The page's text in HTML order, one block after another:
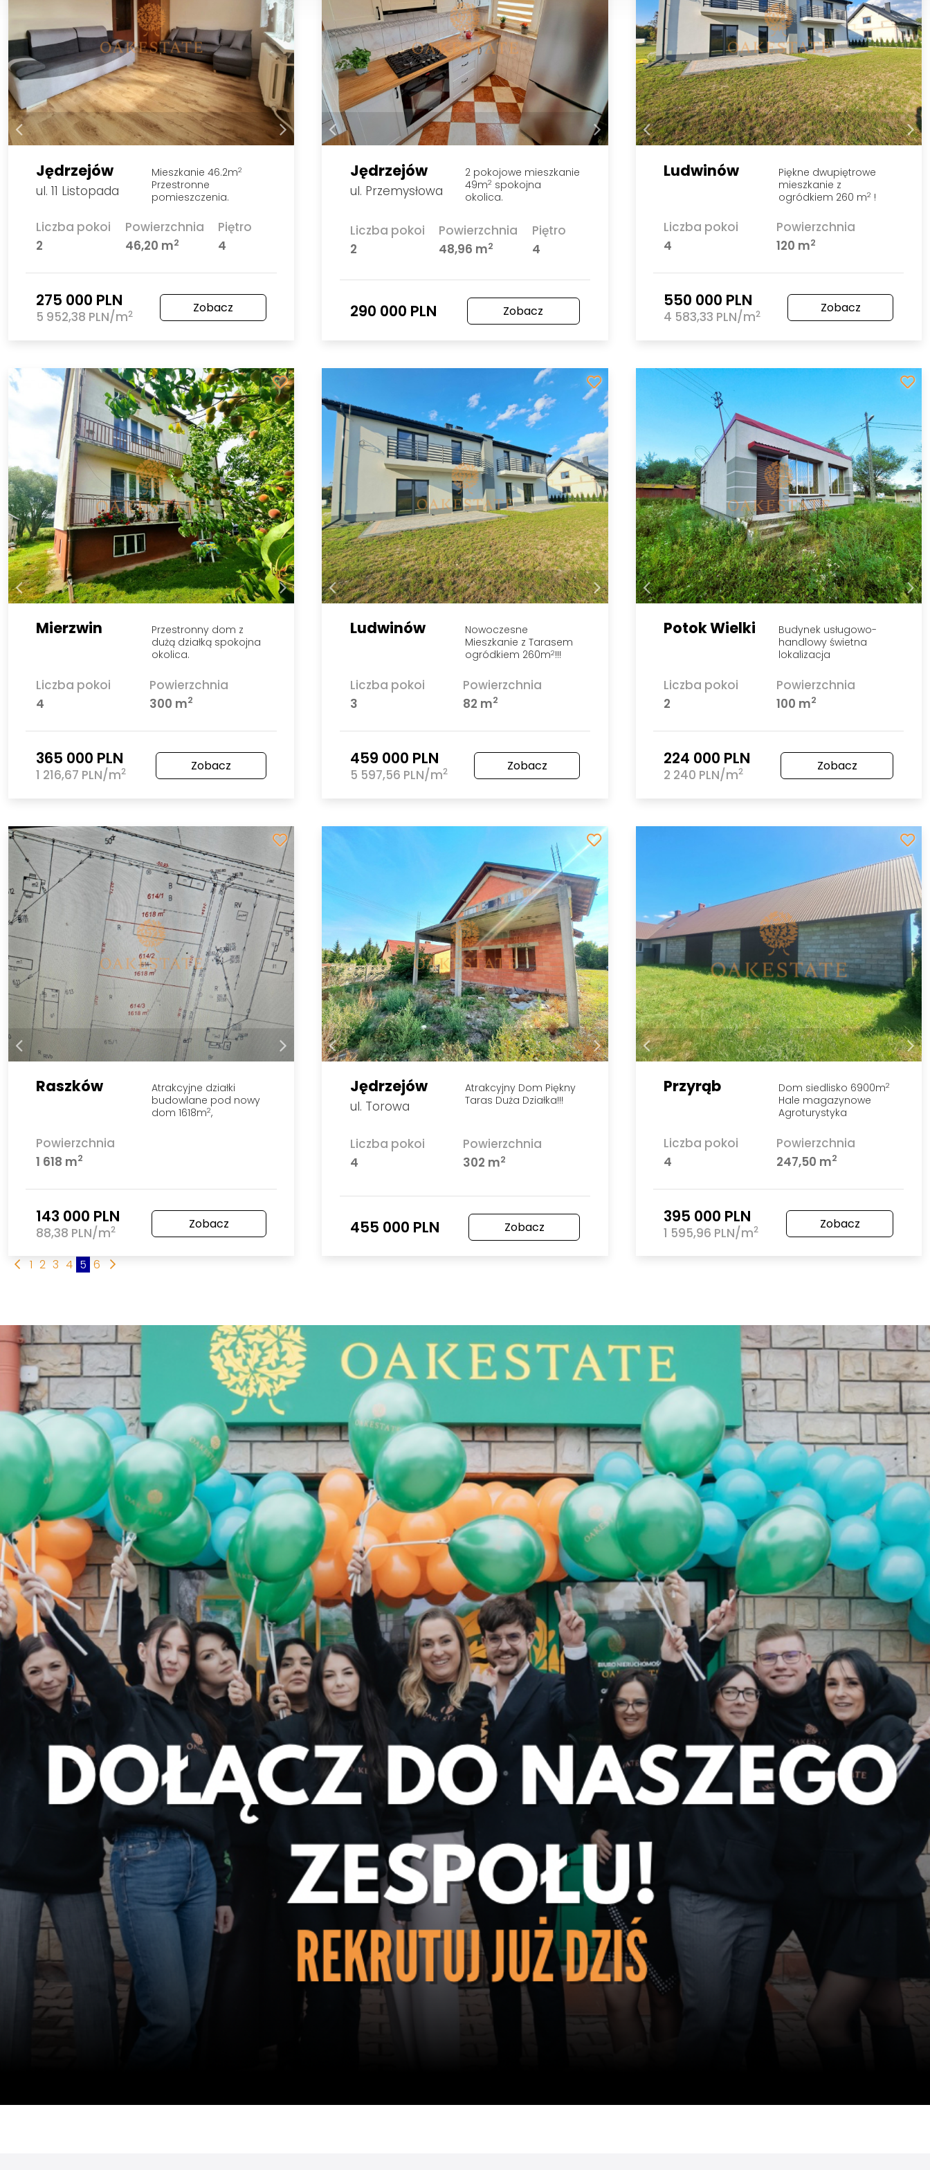
Jędrzejów
ul. 11 Listopada
Mieszkanie 46.2m2
Przestronne
pomieszczenia.
Liczba pokoi
2
Powierzchnia
46,20 m2
Piętro
4
275 000 PLN
5 952,38 PLN/m2 Zobacz
Jędrzejów
ul. Przemysłowa
2 pokojowe mieszkanie
49m2 spokojna
okolica.
Liczba pokoi
2
Powierzchnia
48,96 m2
Piętro
4
290 000 PLN Zobacz
Ludwinów
Piękne dwupiętrowe
mieszkanie z
ogródkiem 260 m2 !
Liczba pokoi
4
Powierzchnia
120 m2
550 000 PLN
4 583,33 PLN/m2 Zobacz
Mierzwin
Przestronny dom z
dużą działką spokojna
okolica.
Liczba pokoi
4
Powierzchnia
300 m2
365 000 PLN
1 216,67 PLN/m2 Zobacz
Ludwinów
Nowoczesne
Mieszkanie z Tarasem
ogródkiem 260m2!!!
Liczba pokoi
3
Powierzchnia
82 m2
459 000 PLN
5 597,56 PLN/m2 Zobacz
Potok Wielki
Budynek usługowo-
handlowy świetna
lokalizacja
Liczba pokoi
2
Powierzchnia
100 m2
224 000 PLN
2 240 PLN/m2 Zobacz
Raszków
Atrakcyjne działki
budowlane pod nowy
dom 1618m2,
Powierzchnia
1 618 m2
143 000 PLN
88,38 PLN/m2 Zobacz
Jędrzejów
ul. Torowa
Atrakcyjny Dom Piękny
Taras Duża Działka!!!
Liczba pokoi
4
Powierzchnia
302 m2
455 000 PLN Zobacz
Przyrąb Dom siedlisko 6900m2
Hale magazynowe
Agroturystyka
Liczba pokoi
4
Powierzchnia
247,50 m2
395 000 PLN
1 595,96 PLN/m2 Zobacz
1 2 3 4 5 6